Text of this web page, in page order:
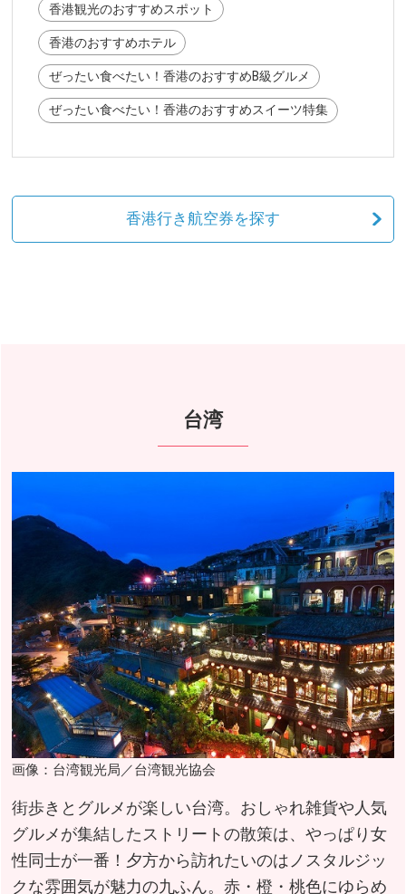
香港観光のおすすめスポット
香港のおすすめホテル
ぜったい食べたい！香港のおすすめB級グルメ
ぜったい食べたい！香港のおすすめスイーツ特集
香港行き航空券を探す
台湾
画像：台湾観光局／台湾観光協会
街歩きとグルメが楽しい台湾。おしゃれ雑貨や人気
グルメが集結したストリートの散策は、やっぱり女
性同士が一番！夕方から訪れたいのはノスタルジッ
クな雰囲気が魅力の九ふん。赤・橙・桃色にゆらめ